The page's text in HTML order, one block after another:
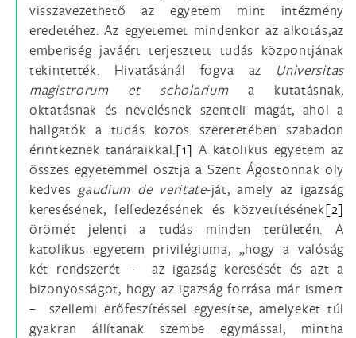
visszavezethető az egyetem mint intézmény
eredetéhez. Az egyetemet mindenkor az alkotás,az
emberiség javáért terjesztett tudás központjának
tekintették. Hivatásánál fogva az Universitas
magistrorum et scholariuma kutatásnak,
oktatásnak és nevelésnek szenteli magát, ahol a
hallgatók a tudás közös szeretetében szabadon
érintkeznek tanáraikkal.[1] A katolikus egyetem az
összes egyetemmel osztja a Szent Ágostonnak oly
kedves gaudium de veritate-ját, amely az igazság
keresésének, felfedezésének és közvetítésének[2]
örömét jelenti a tudás minden területén. A
katolikus egyetem privilégiuma, „hogy a valóság
két rendszerét – az igazság keresését és azt a
bizonyosságot, hogy az igazság forrása már ismert
– szellemi erőfeszítéssel egyesítse, amelyeket túl
gyakran állítanak szembe egymással, mintha